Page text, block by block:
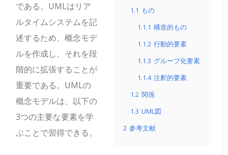
1.1 もの
1.1.1 構造的もの
1.1.2 行動的要素
1.1.3 グループ化要素
1.1.4 注釈的要素
1.2 関係
1.3 UML図
2 参考文献
である。UMLはリア
ルタイムシステムを記
述するため、概念モデ
ルを作成し、それを段
階的に拡張することが
重要である。UMLの
概念モデルは、以下の
3つの主要な要素を学
ぶことで習得できる。